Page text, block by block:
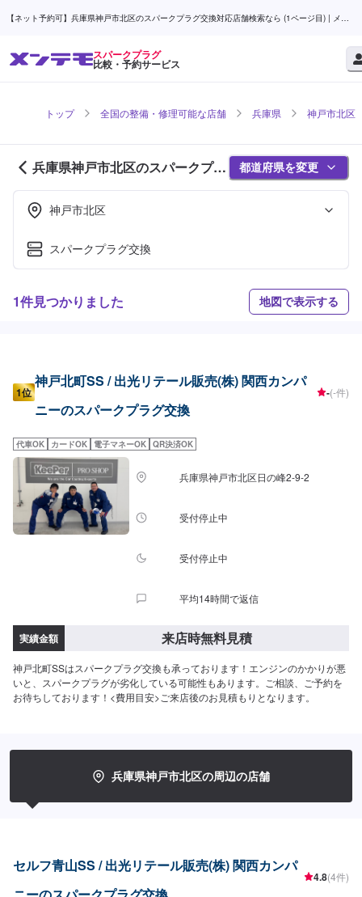
【ネット予約可】兵庫県神戸市北区のスパークプラグ交換対応店舗検索なら (1ページ目) | メン
スパークプラグ
比較・予約サービス
トップ 全国の整備・修理可能な店舗 兵庫県 神戸市北区
兵庫県神戸市北区のスパークプラ
グ対応店舗紹介 (1ページ目)
都道府県を変更
神戸市北区
スパークプラグ交換
1件見つかりました 地図で表示する
1位
神戸北町SS / 出光リテール販売(株) 関西カンパ
ニーのスパークプラグ交換
-(-件)
代車OK カードOK 電子マネーOK QR決済OK
兵庫県神戸市北区日の峰2-9-2
受付停止中
受付停止中
平均14時間で返信
実績金額 来店時無料見積
神戸北町SSはスパークプラグ交換も承っております！エンジンのかかりが悪
いと、スパークプラグが劣化している可能性もあります。ご相談、ご予約を
お待ちしております！<費用目安>ご来店後のお見積もりとなります。
兵庫県神戸市北区の周辺の店舗
セルフ青山SS / 出光リテール販売(株) 関西カンパ
4.8(4件)